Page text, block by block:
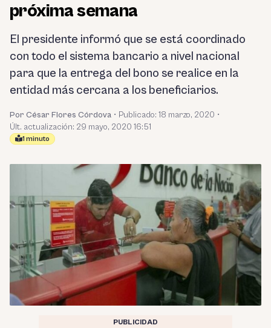
próxima semana
El presidente informó que se está coordinado
con todo el sistema bancario a nivel nacional
para que la entrega del bono se realice en la
entidad más cercana a los beneficiarios.
Por César Flores Córdova • Publicado: 18 marzo, 2020 •
Últ. actualización: 29 mayo, 2020 16:51
1 minuto
PUBLICIDAD